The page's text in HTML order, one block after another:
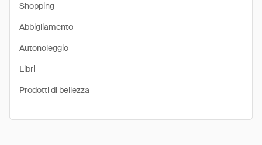
Shopping
Abbigliamento
Autonoleggio
Libri
Prodotti di bellezza